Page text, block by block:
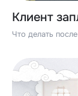
Клиент
Что делать